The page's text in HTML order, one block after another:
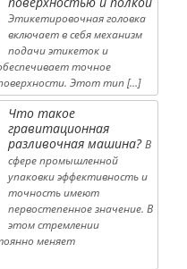
Этикетировочная головка
включает в себя механизм
подачи этикеток и
точное
Этот тип […]
Что такое
гравитационная
разливочная машина? В
сфере промышленной
упаковки эффективность и
точность имеют
первостепенное значение. В
этом стремлении
меняет